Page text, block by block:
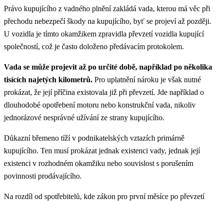
Právo kupujícího z vadného plnění zakládá vada, kterou má věc při
přechodu nebezpečí škody na kupujícího, byť se projeví až později.
U vozidla je tímto okamžikem zpravidla převzetí vozidla kupující
společností, což je často doloženo předávacím protokolem.
Vada se může projevit až po určité době, například po několika
tisících najetých kilometrů. Pro uplatnění nároku je však nutné
prokázat, že její příčina existovala již při převzetí. Jde například o
dlouhodobé opotřebení motoru nebo konstrukční vada, nikoliv
jednorázové nesprávné užívání ze strany kupujícího.
Důkazní břemeno tíží v podnikatelských vztazích primárně
kupujícího. Ten musí prokázat jednak existenci vady, jednak její
existenci v rozhodném okamžiku nebo souvislost s porušením
povinnosti prodávajícího.
Na rozdíl od spotřebitelů, kde zákon pro první měsíce po převzetí